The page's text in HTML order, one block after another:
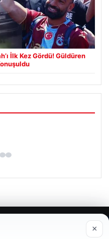
İlk Kez Gördü! Güldüren
iyi anlayabilmek,
×